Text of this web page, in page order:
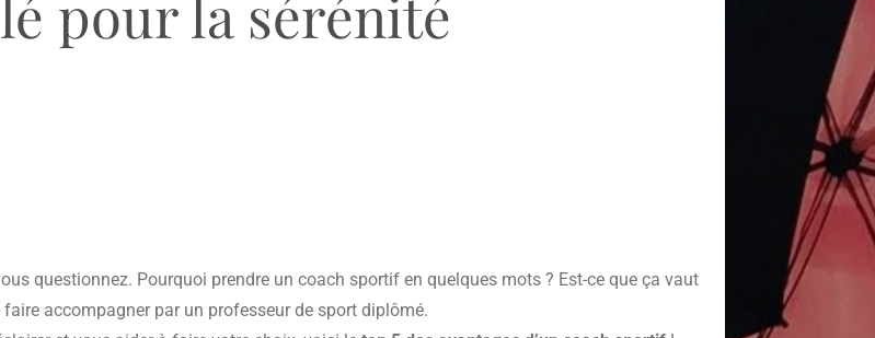
pour la sérénité
questionnez. Pourquoi prendre un coach sportif en quelques mots ? Est-ce que ça vaut
accompagner par un professeur de sport diplômé.